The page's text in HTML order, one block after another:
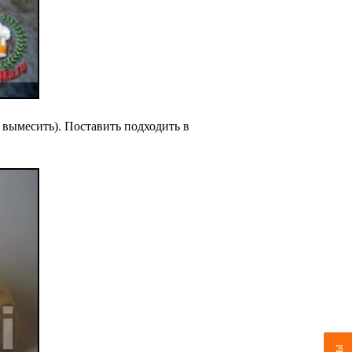
Поставить подходить в